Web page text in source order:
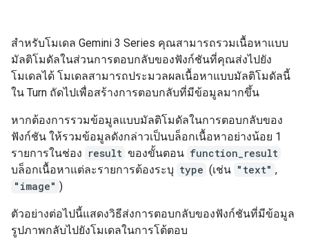
สำหรับโมเดล Gemini 3 Series คุณสามารถรวมเนื้อหาแบบ
มัลติโมดัลในส่วนการตอบกลับของฟังก์ชันที่คุณส่งไปยัง
โมเดลได้ โมเดลสามารถประมวลผลเนื้อหาแบบมัลติโมดัลนี้
ใน Turn ถัดไปเพื่อสร้างการตอบกลับที่มีข้อมูลมากขึ้น
หากต้องการรวมข้อมูลแบบมัลติโมดัลในการตอบกลับของ
ฟังก์ชัน ให้รวมข้อมูลดังกล่าวเป็นบล็อกเนื้อหาอย่างน้อย 1
รายการในช่อง result ของขั้นตอน function_result
บล็อกเนื้อหาแต่ละรายการต้องระบุ type (เช่น "text" ,
"image" )
ตัวอย่างต่อไปนี้แสดงวิธีส่งการตอบกลับของฟังก์ชันที่มีข้อมูล
รูปภาพกลับไปยังโมเดลในการโต้ตอบ